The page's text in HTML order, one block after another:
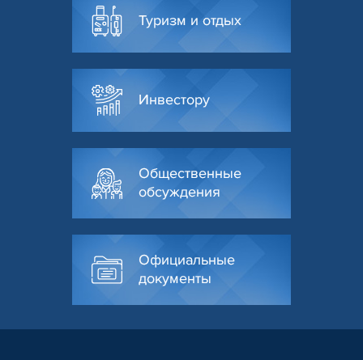
Туризм и отдых
Инвестору
Общественные
обсуждения
Официальные
документы